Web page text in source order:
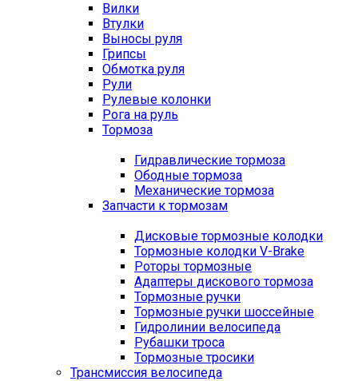
Вилки
Втулки
Выносы руля
Грипсы
Обмотка руля
Рули
Рулевые колонки
Рога на руль
Тормоза
Гидравлические тормоза
Ободные тормоза
Механические тормоза
Запчасти к тормозам
Дисковые тормозные колодки
Тормозные колодки V-Brake
Роторы тормозные
Адаптеры дискового тормоза
Тормозные ручки
Тормозные ручки шоссейные
Гидролинии велосипеда
Рубашки троса
Тормозные тросики
Трансмиссия велосипеда